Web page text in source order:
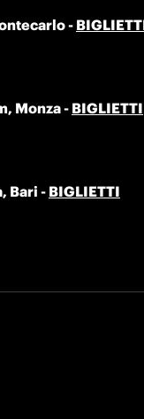
-
Monza - BIGLIETTI
Bari - BIGLIETTI